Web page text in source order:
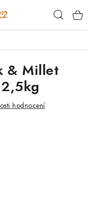
& Millet
hodnocení